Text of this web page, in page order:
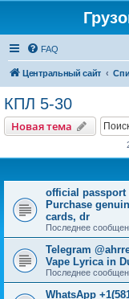
FAQ
Центральный сайт
КПЛ 5-30
Новая тема
official passport
Purchase
cards, dr
Последнее
Telegram
Vape Lyrica in
Последнее
WhatsApp